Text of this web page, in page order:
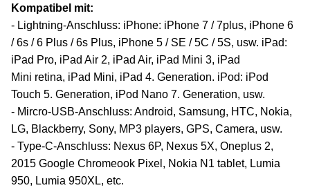
Kompatibel mit:
- Lightning-Anschluss: iPhone: iPhone 7 / 7plus, iPhone 6
/ 6s / 6 Plus / 6s Plus, iPhone 5 / SE / 5C / 5S, usw. iPad:
iPad Pro, iPad Air 2, iPad Air, iPad Mini 3, iPad
Mini retina, iPad Mini, iPad 4. Generation. iPod: iPod
Touch 5. Generation, iPod Nano 7. Generation, usw.
- Mircro-USB-Anschluss: Android, Samsung, HTC, Nokia,
LG, Blackberry, Sony, MP3 players, GPS, Camera, usw.
- Type-C-Anschluss: Nexus 6P, Nexus 5X, Oneplus 2,
2015 Google Chromeook Pixel, Nokia N1 tablet, Lumia
950, Lumia 950XL, etc.